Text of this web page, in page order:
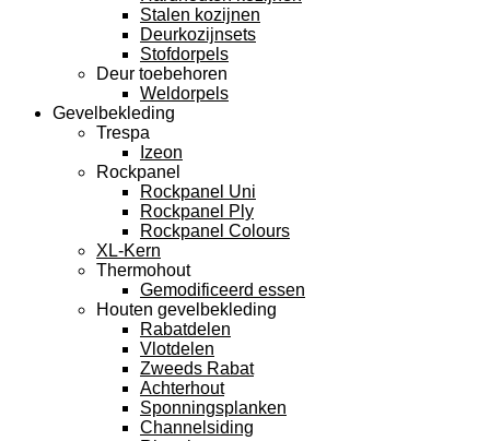
Stalen kozijnen
Deurkozijnsets
Stofdorpels
Deur toebehoren
Weldorpels
Gevelbekleding
Trespa
Izeon
Rockpanel
Rockpanel Uni
Rockpanel Ply
Rockpanel Colours
XL-Kern
Thermohout
Gemodificeerd essen
Houten gevelbekleding
Rabatdelen
Vlotdelen
Zweeds Rabat
Achterhout
Sponningsplanken
Channelsiding